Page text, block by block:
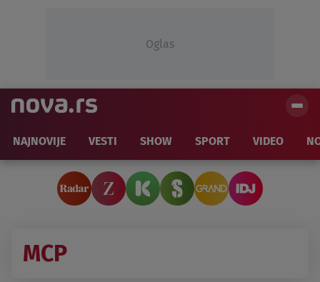
Oglas
NAJNOVIJE VESTI SHOW SPORT VIDEO
MCP